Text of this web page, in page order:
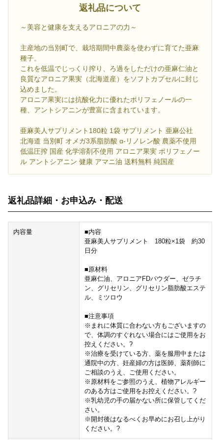
返礼品について
～美容と健康を支えるアロニアの力～
主産地の当別町で、栽培期間中農薬を使わずに育てた亜麻
種子。
これを低温でじっくり搾り、ろ過をしただけの亜麻仁油と
良質なアロニア果実（北海道産）をソフトカプセルに封じ
込めました。
アロニア果実には抗酸化力に優れたポリフェノールの一
種、アントシアニンが豊富に含まれています。
亜麻美人サプリメント180粒 1袋 サプリメント 亜麻公社
北海道 当別町 オメガ3系脂肪酸 α-リノレン酸 農薬不使用
低温圧搾 国産 化学溶剤不使用 アロニア果実 ポリフェノー
ル アントシアニン 健康 アマニ油 送料無料 純国産
返礼品詳細・お申込み・配送
内容量
■内容
亜麻美人サプリメント 180粒×1袋 約30
日分
■原材料
亜麻仁油、アロニアFDパウダー、ゼラチ
ン、グリセリン、グリセリン脂肪酸エステ
ル、ミツロウ
■注意事項
※まれに体質に合わない方もございますの
で、体調のすぐれない場合にはご使用をお
控えください。?
※治療を受けている方、薬を服用中または
通院中の方、妊産婦の方は医師、薬剤師に
ご相談のうえ、ご使用ください。
※原材料をご参照のうえ、植物アレルギー
のある方はご使用をお控えください。?
※乳幼児の手の届かない所に保管してくだ
さい。
※開封後はなるべくお早めにお召し上がり
ください。?